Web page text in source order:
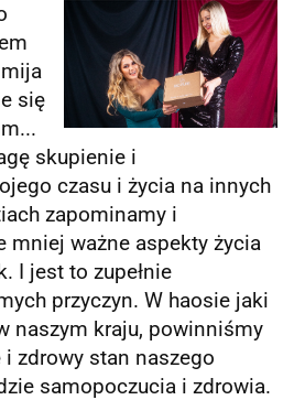
się
skupienie i
czasu i życia na innych
zapominamy i
mniej ważne aspekty życia
I jest to zupełnie
przyczyn. W haosie jaki
naszym kraju, powinniśmy
zdrowy stan naszego
samopoczucia i zdrowia.